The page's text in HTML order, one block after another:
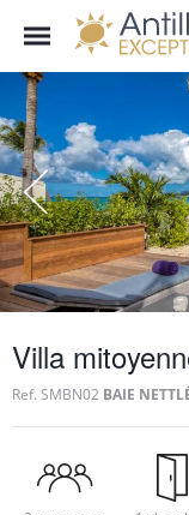
Villa
Ref. SMBN02 BAIE